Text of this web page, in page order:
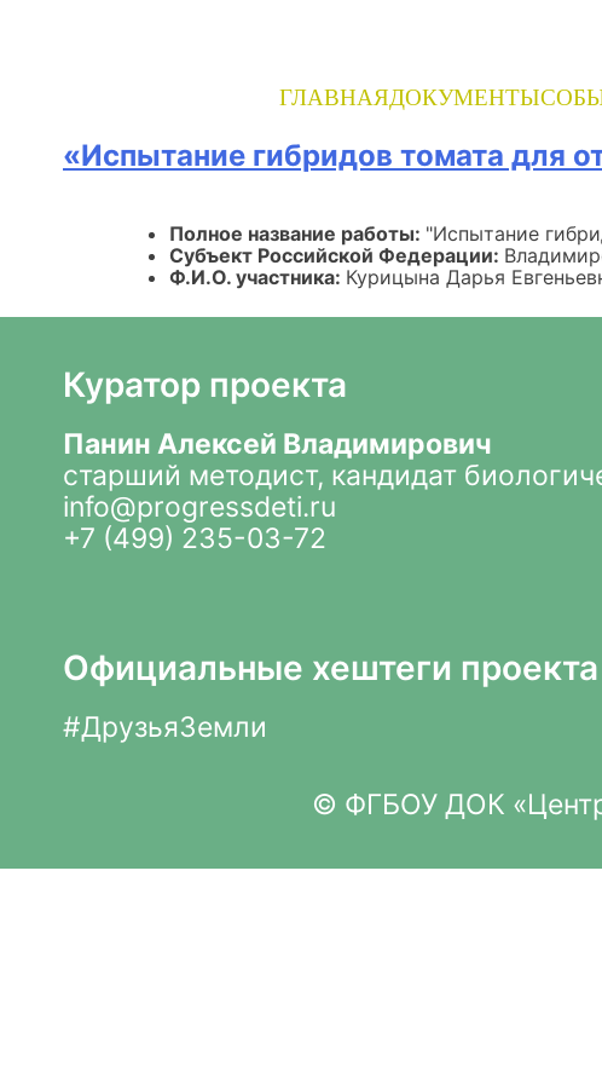
ГЛАВНАЯДОКУМЕНТЫ
«Испытание гибридов томата для
Полное название работы: "Испытание
Субъект Российской Федерации:
Ф.И.О. участника: Курицына Дарья
Куратор проекта
Панин Алексей Владимирович
старший методист, кандидат
info@progressdeti.ru
+7 (499) 235-03-72
Официальные хештеги проекта
#ДрузьяЗемли
© ФГБОУ ДОК «Центр